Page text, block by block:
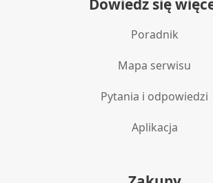
Dowiedz się
Poradnik
Mapa serwisu
Pytania i odpowiedzi
Aplikacja